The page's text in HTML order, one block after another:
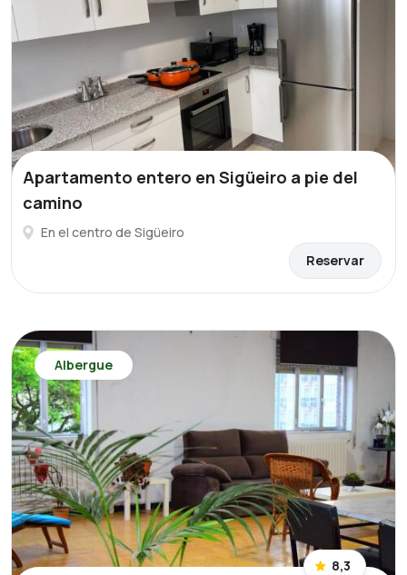
Apartamento entero en Sigüeiro a pie del
camino
En el centro de Sigüeiro
Reservar
Albergue
8,3